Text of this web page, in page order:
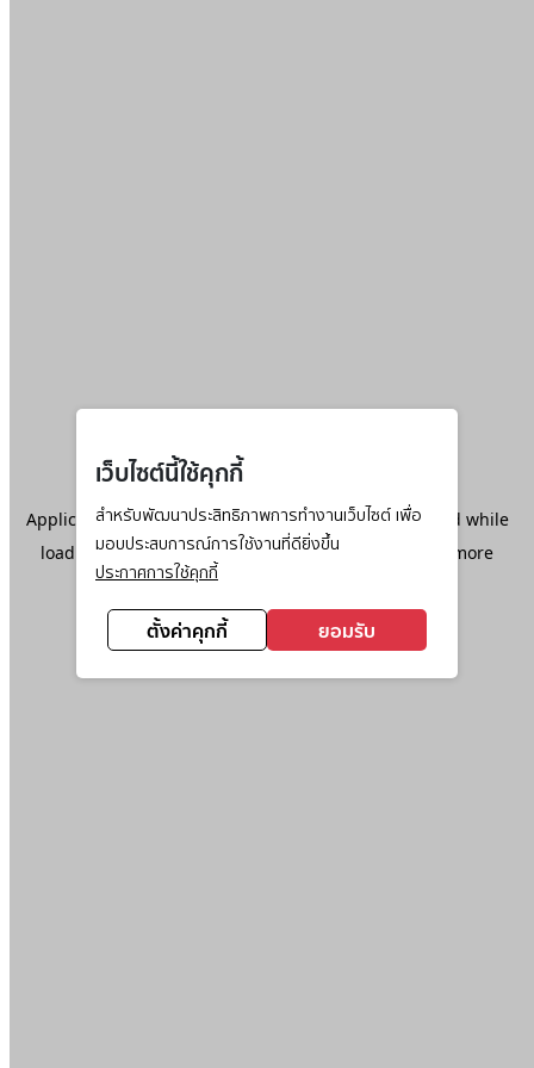
เว็บไซต์นี้ใช้คุกกี้
สำหรับพัฒนาประสิทธิภาพการทำงานเว็บไซต์ เพื่อ
มอบประสบการณ์การใช้งานที่ดียิ่งขึ้น
ประกาศการใช้คุกกี้
ตั้งค่าคุกกี้ ยอมรับ
Application error: aclient-side exception has occurred while
loadingwww.ktc.co.th(see the browser console
for more
information).